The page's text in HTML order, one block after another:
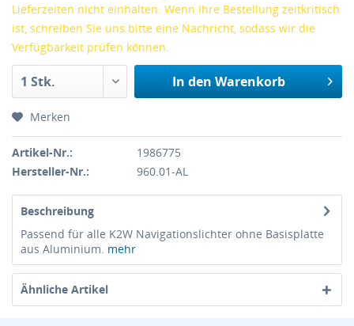
Lieferzeiten nicht einhalten. Wenn Ihre Bestellung zeitkritisch
ist, schreiben Sie uns bitte eine Nachricht, sodass wir die
Verfügbarkeit prüfen können.
In den Warenkorb
Merken
Artikel-Nr.:
1986775
Hersteller-Nr.:
960.01-AL
Beschreibung
Passend für alle K2W Navigationslichter ohne Basisplatte
aus Aluminium. mehr
Ähnliche Artikel